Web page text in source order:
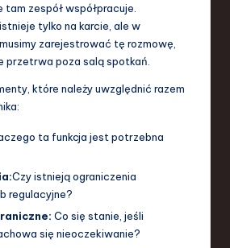
tam zespół współpracuje.
tylko na karcie, ale w
zarejestrować tę rozmowę,
przetrwa poza salą spotkań.
które należy uwzględnić razem
ta funkcja jest potrzebna
Czy istnieją ograniczenia
regulacyjne?
Co się stanie, jeśli
się nieoczekiwanie?